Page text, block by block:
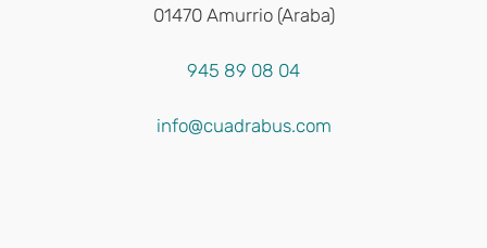
01470 Amurrio (Araba)
945 89 08 04
info@cuadrabus.com